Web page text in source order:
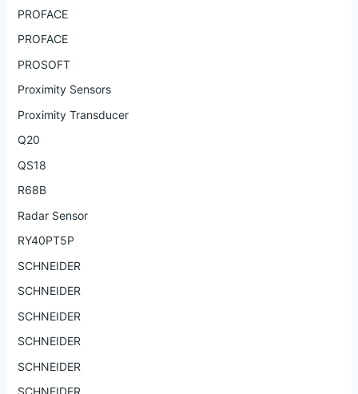
PROFACE
PROFACE
PROSOFT
Proximity Sensors
Proximity Transducer
Q20
QS18
R68B
Radar Sensor
RY40PT5P
SCHNEIDER
SCHNEIDER
SCHNEIDER
SCHNEIDER
SCHNEIDER